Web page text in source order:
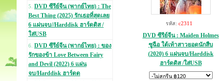
5. DVD ซีรีย์จีน (พากย์ไทย) : The
Best Thing (2025) รักเธอที่สุดเลย
6 แผ่นจบ//Harddisk ฮาร์ดดิส /
ใส่USB
6. DVD ซีรีย์จีน (พากย์ไทย) : ของ
รักของข้า Love Between Fairy
and Devil (2022) 6 แผ่น
จบ/Harddisk ฮาร์ดด
รหัส: c2311
DVD ซีรีย์จีน : Maiden Holmes
ซูฉือ ใต้เท้าสาวยอดนักสืบ
(2020) 6 แผ่นจบ/Harddisk
ฮาร์ดดิส /ใส่USB